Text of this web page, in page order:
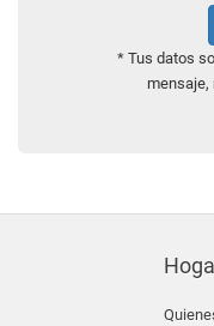
* Tus datos
mensaje,